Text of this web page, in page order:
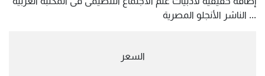
... الناشر الأنجلو المصرية
السعر